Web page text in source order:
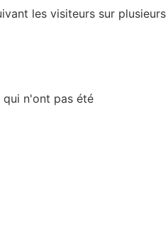
les visiteurs sur plusieurs
qui n'ont pas été